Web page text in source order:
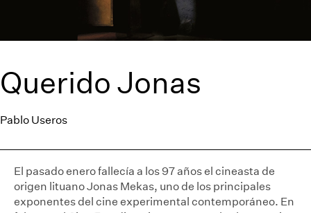
Querido Jonas
Pablo Useros
El pasado enero fallecía a los 97 años el cineasta de
origen lituano Jonas Mekas, uno de los principales
exponentes del cine experimental contemporáneo. En